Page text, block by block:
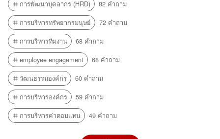
พนักงานที่เริ่มเข้าทำงานแล้วในหน้าที่นึง...
บริษัทไม่จ่ายเงินค่า ฟรีแลนซ์/เอเจนซี่
จากข้อมูลและรายละเอียดข้างต้น ในการจ้างทำ
คลิปรีวิว เป็นลักษณะการจ้างทำของ ตาม...
ต่อสัญญาจ้างได้หรือไม่
การพัฒนาบุคลากร (HRD)
82 คำถาม
การบริหารทรัพยากรมนุษย์
72 คำถาม
การบริหารทีมงาน
68 คำถาม
employee engagement
68 คำถาม
วัฒนธรรมองค์กร
60 คำถาม
การบริหารองค์กร
59 คำถาม
การบริหารค่าตอบแทน
49 คำถาม